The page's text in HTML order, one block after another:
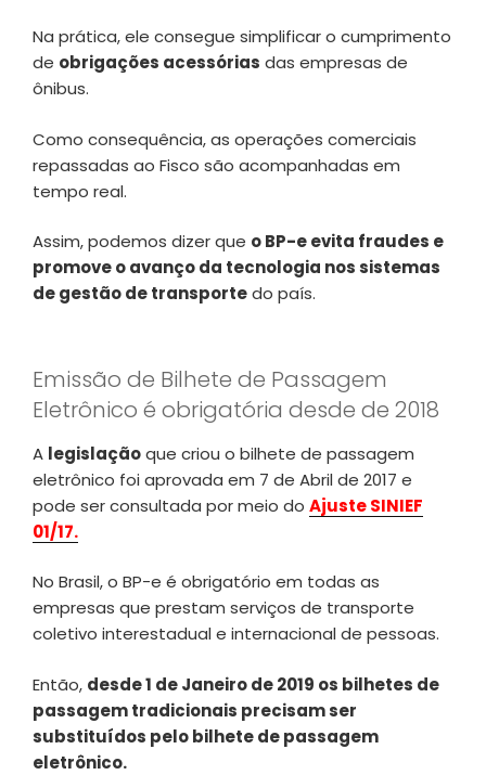
Na prática, ele consegue simplificar o cumprimento
de obrigações acessórias das empresas de
ônibus.
Como consequência, as operações comerciais
repassadas ao Fisco são acompanhadas em
tempo real.
Assim, podemos dizer que o BP-e evita fraudes e
promove o avanço da tecnologia nos sistemas
de gestão de transportedo país.
Emissão de Bilhete de Passagem
Eletrônico é obrigatória desde de 2018
A legislaçãoque criou o bilhete de passagem
eletrônico foi aprovada em 7 de Abril de 2017 e
pode ser consultada por meio do Ajuste SINIEF
01/17.
No Brasil, o BP-e é obrigatório em todas as
empresas que prestam serviços de transporte
coletivo interestadual e internacional de pessoas.
Então, desde 1 de Janeiro de 2019 os bilhetes de
passagem tradicionais precisam ser
substituídos pelo bilhete de passagem
eletrônico.